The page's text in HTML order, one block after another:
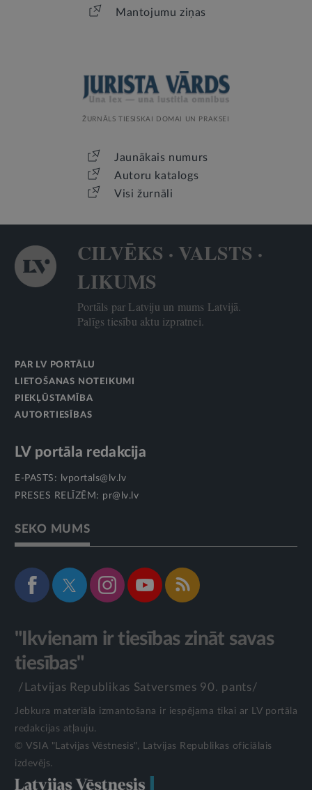
Mantojumu ziņas
ŽURNĀLS TIESISKAI DOMAI UN PRAKSEI
Jaunākais numurs
Autoru katalogs
Visi žurnāli
CILVĒKS · VALSTS ·
LIKUMS
Portāls par Latviju un mums Latvijā.
Palīgs tiesību aktu izpratnei.
PAR LV PORTĀLU
LIETOŠANAS NOTEIKUMI
PIEKĻŪSTAMĪBA
AUTORTIESĪBAS
LV portāla redakcija
E-PASTS:
lvportals@lv.lv
PRESES RELĪZĒM: pr@lv.lv
SEKO MUMS
"Ikvienam ir tiesības zināt savas
tiesības"
/Latvijas Republikas Satversmes 90. pants/
Jebkura materiāla izmantošana ir iespējama tikai ar LV portāla
redakcijas atļauju.
© VSIA "Latvijas Vēstnesis", Latvijas Republikas oficiālais
izdevējs.